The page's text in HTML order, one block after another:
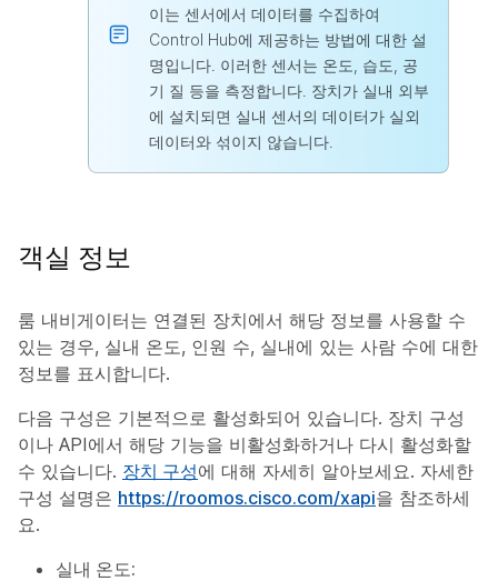
이는 센서에서 데이터를 수집하여
Control Hub에 제공하는 방법에 대한 설
명입니다. 이러한 센서는 온도, 습도, 공
기 질 등을 측정합니다. 장치가 실내 외부
에 설치되면 실내 센서의 데이터가 실외
데이터와 섞이지 않습니다.
객실 정보
룸 내비게이터는 연결된 장치에서 해당 정보를 사용할 수
있는 경우, 실내 온도, 인원 수, 실내에 있는 사람 수에 대한
정보를 표시합니다.
다음 구성은 기본적으로 활성화되어 있습니다. 장치 구성
이나 API에서 해당 기능을 비활성화하거나 다시 활성화할
수 있습니다. 장치 구성에 대해 자세히 알아보세요. 자세한
구성 설명은 https://roomos.cisco.com/xapi을 참조하세
요.
실내 온도: